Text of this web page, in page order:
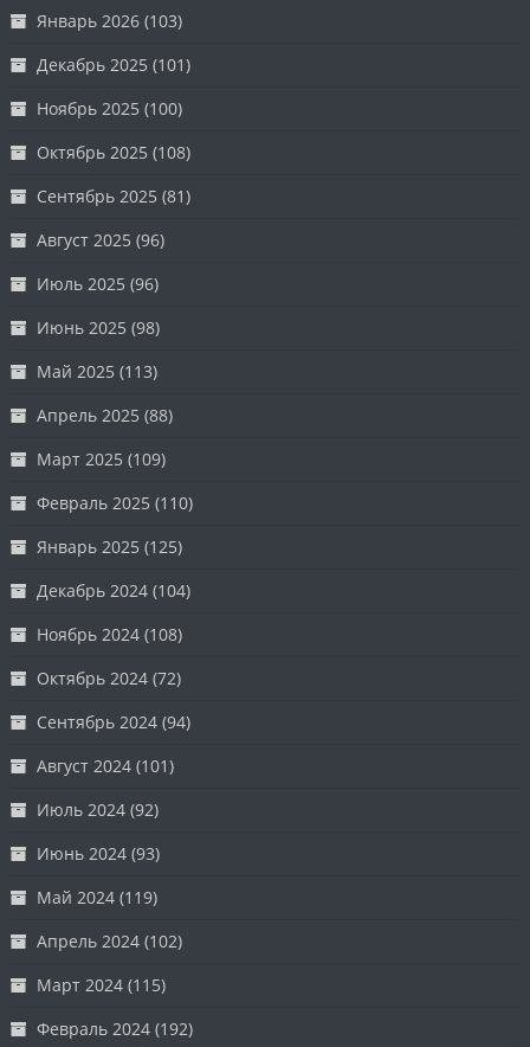
Январь 2026 (103)
Декабрь 2025 (101)
Ноябрь 2025 (100)
Октябрь 2025 (108)
Сентябрь 2025 (81)
Август 2025 (96)
Июль 2025 (96)
Июнь 2025 (98)
Май 2025 (113)
Апрель 2025 (88)
Март 2025 (109)
Февраль 2025 (110)
Январь 2025 (125)
Декабрь 2024 (104)
Ноябрь 2024 (108)
Октябрь 2024 (72)
Сентябрь 2024 (94)
Август 2024 (101)
Июль 2024 (92)
Июнь 2024 (93)
Май 2024 (119)
Апрель 2024 (102)
Март 2024 (115)
Февраль 2024 (192)